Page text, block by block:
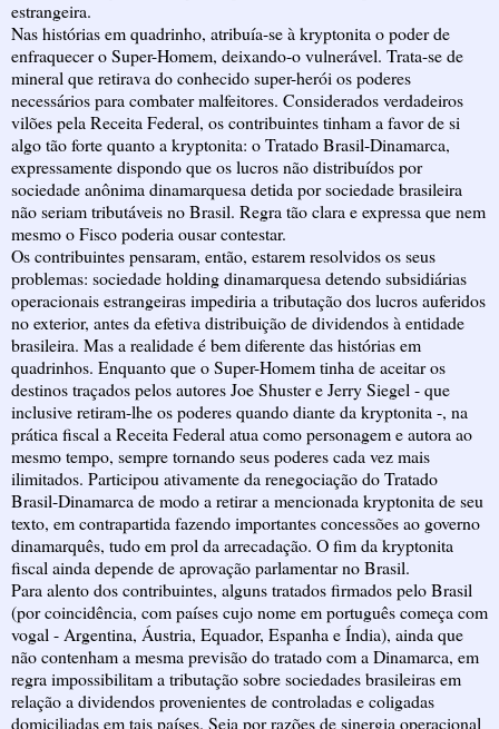
estrangeira.
Nas histórias em quadrinho, atribuía-se à kryptonita o poder de
enfraquecer o Super-Homem, deixando-o vulnerável. Trata-se de
mineral que retirava do conhecido super-herói os poderes
necessários para combater malfeitores. Considerados verdadeiros
vilões pela Receita Federal, os contribuintes tinham a favor de si
algo tão forte quanto a kryptonita: o Tratado Brasil-Dinamarca,
expressamente dispondo que os lucros não distribuídos por
sociedade anônima dinamarquesa detida por sociedade brasileira
não seriam tributáveis no Brasil. Regra tão clara e expressa que nem
mesmo o Fisco poderia ousar contestar.
Os contribuintes pensaram, então, estarem resolvidos os seus
problemas: sociedade holding dinamarquesa detendo subsidiárias
operacionais estrangeiras impediria a tributação dos lucros auferidos
no exterior, antes da efetiva distribuição de dividendos à entidade
brasileira. Mas a realidade é bem diferente das histórias em
quadrinhos. Enquanto que o Super-Homem tinha de aceitar os
destinos traçados pelos autores Joe Shuster e Jerry Siegel - que
inclusive retiram-lhe os poderes quando diante da kryptonita -, na
prática fiscal a Receita Federal atua como personagem e autora ao
mesmo tempo, sempre tornando seus poderes cada vez mais
ilimitados. Participou ativamente da renegociação do Tratado
Brasil-Dinamarca de modo a retirar a mencionada kryptonita de seu
texto, em contrapartida fazendo importantes concessões ao governo
dinamarquês, tudo em prol da arrecadação. O fim da kryptonita
fiscal ainda depende de aprovação parlamentar no Brasil.
Para alento dos contribuintes, alguns tratados firmados pelo Brasil
(por coincidência, com países cujo nome em português começa com
vogal - Argentina, Áustria, Equador, Espanha e Índia), ainda que
não contenham a mesma previsão do tratado com a Dinamarca, em
regra impossibilitam a tributação sobre sociedades brasileiras em
relação a dividendos provenientes de controladas e coligadas
domiciliadas em tais países. Seja por razões de sinergia operacional